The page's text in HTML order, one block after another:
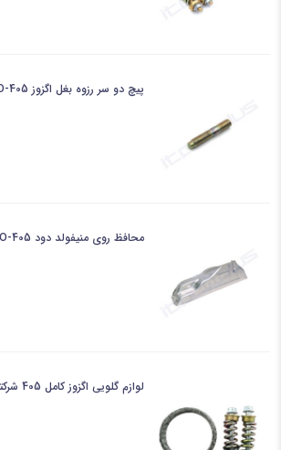
پیچ دو سر رزوه بغل اگزوز 405-TPCO
محافظ روی منیفولد دود 405-TPCO
لوازم گلویی اگزوز کامل 405 شرکتی-ایساکو